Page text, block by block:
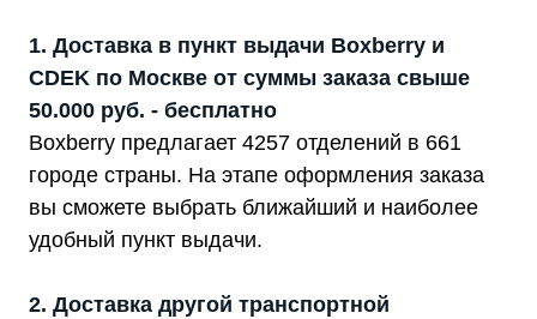
1. Доставка в пункт выдачи Boxberry и
CDEK по Москве от суммы заказа свыше
50.000 руб. - бесплатно
Boxberry предлагает 4257 отделений в 661
городе страны. На этапе оформления заказа
вы сможете выбрать ближайший и наиболее
удобный пункт выдачи.
2. Доставка другой транспортной